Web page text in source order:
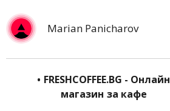
Marian Panicharov
• FRESHCOFFEE.BG - Онлайн
магазин за кафе